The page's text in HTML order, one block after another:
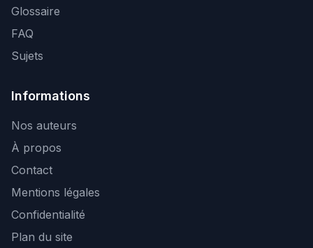
Glossaire
FAQ
Sujets
Informations
Nos auteurs
À propos
Contact
Mentions légales
Confidentialité
Plan du site